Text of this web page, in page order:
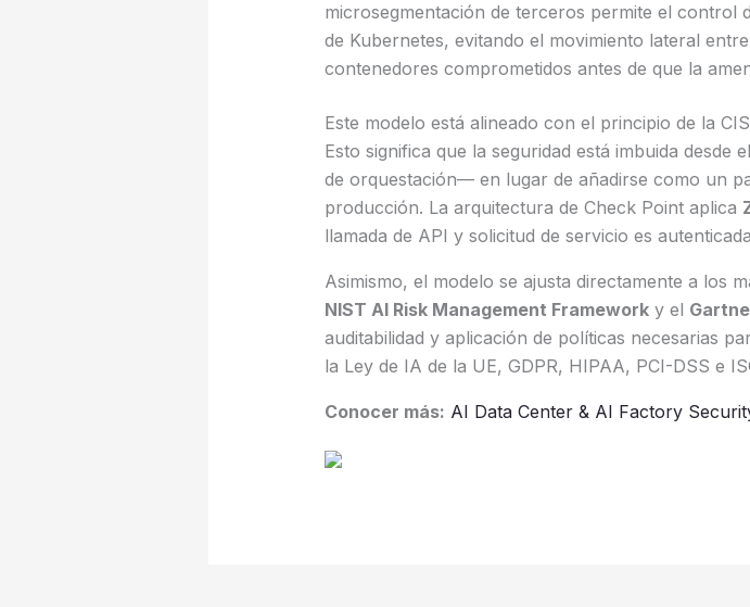
microsegmentación de terceros permite el control
de Kubernetes, evitando el movimiento lateral
contenedores comprometidos antes de que la
Este modelo está alineado con el principio de la
Esto significa que la seguridad está imbuida desde
de orquestación— en lugar de añadirse como un
producción. La arquitectura de Check Point aplica
llamada de API y solicitud de servicio es
Asimismo, el modelo se ajusta directamente a los
NIST AI Risk Management Frameworky el
auditabilidad y aplicación de políticas necesarias
la Ley de IA de la UE, GDPR, HIPAA, PCI-DSS e
Conocer más: AI Data Center & AI Factory